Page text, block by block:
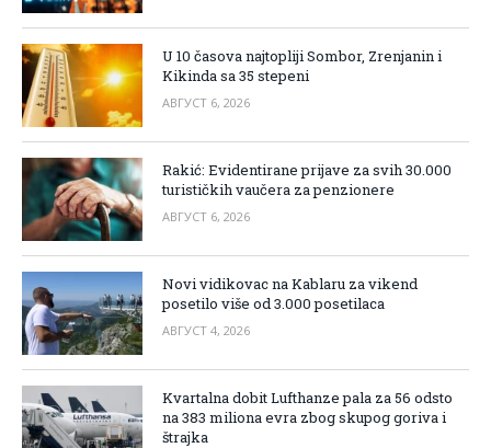
U 10 časova najtopliji Sombor, Zrenjanin i
Kikinda sa 35 stepeni
АВГУСТ 6, 2026
Rakić: Evidentirane prijave za svih 30.000
turističkih vaučera za penzionere
АВГУСТ 6, 2026
Novi vidikovac na Kablaru za vikend
posetilo više od 3.000 posetilaca
АВГУСТ 4, 2026
Kvartalna dobit Lufthanze pala za 56 odsto
na 383 miliona evra zbog skupog goriva i
štrajka